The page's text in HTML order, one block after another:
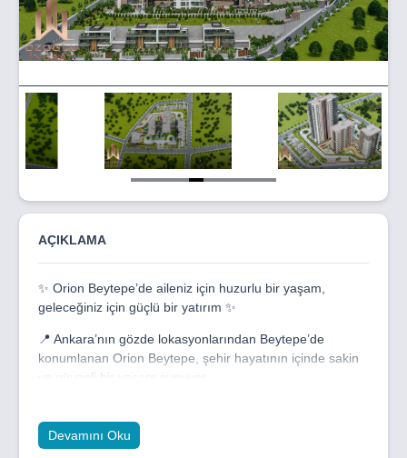
5
of
AÇIKLAMA
✨ Orion Beytepe’de aileniz için huzurlu bir yaşam,
geleceğiniz için güçlü bir yatırım ✨
📍 Ankara’nın gözde lokasyonlarından Beytepe’de
konumlanan Orion Beytepe, şehir hayatının içinde sakin
ve güvenli bir yaşam sunuyor.
fonksiyonel planlarıyla aile yaşamına özel olarak
tasarlandı. Ferah iç mekanlar, modern mimari ve kaliteli
Devamını Oku